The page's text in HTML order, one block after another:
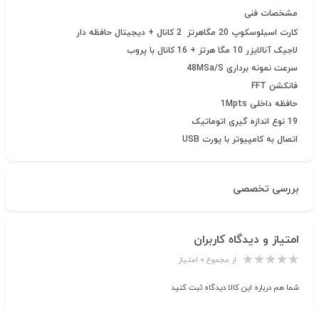
مشخصات فنی
کارت اسیلوسکوپ 20 مگاهرتز 2 کانال + دیجیتال حافظه دار
لاجیک آنالایزر 10 مگا هرتز + 16 کانال با پروب
سرعت نمونه برداری 48MSa/S
فانکشن FFT
حافظه داخلی 1Mpts
19 نوع اندازه گیری اتوماتیک
اتصال به کامپیوتر با پورت USB
بررسی تخصصی
امتیاز و دیدگاه کاربران
از مجموع ۰ امتیاز
شما هم درباره این کالا دیدگاه ثبت کنید